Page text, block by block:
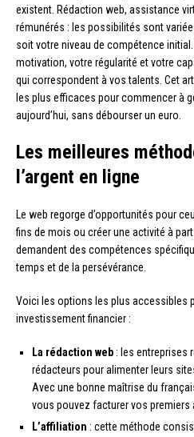
existent. Rédaction web, assistance
rémunérés : les possibilités sont
soit votre niveau de compétence
motivation, votre régularité et votre
qui correspondent à vos talents. Cet
les plus efficaces pour commencer à
aujourd’hui, sans débourser un euro.
Les meilleures
l’argent en ligne
Le web regorge d’opportunités pour
fins de mois ou créer une activité à
demandent des compétences
temps et de la persévérance.
Voici les options les plus accessibles
investissement financier :
La rédaction web : les entreprises
rédacteurs pour alimenter leurs
Avec une bonne maîtrise du
vous pouvez facturer vos premiers
L’affiliation : cette méthode